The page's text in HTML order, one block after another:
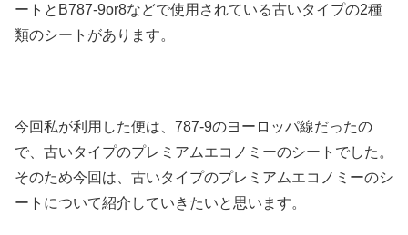
ートとB787‐9or8などで使用されている古いタイプの2種
類のシートがあります。
今回私が利用した便は、787‐9のヨーロッパ線だったの
で、古いタイプのプレミアムエコノミーのシートでした。
そのため今回は、古いタイプのプレミアムエコノミーのシ
ートについて紹介していきたいと思います。